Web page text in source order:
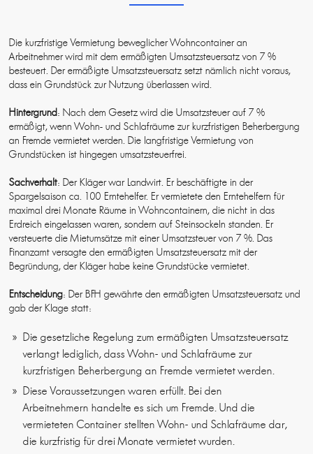
Die kurzfristige Vermietung beweglicher Wohncontainer an
Arbeitnehmer wird mit dem ermäßigten Umsatzsteuersatz von 7 %
besteuert. Der ermäßigte Umsatzsteuersatz setzt nämlich nicht voraus,
dass ein Grundstück zur Nutzung überlassen wird.
Hintergrund: Nach dem Gesetz wird die Umsatzsteuer auf 7 %
ermäßigt, wenn Wohn- und Schlafräume zur kurzfristigen Beherbergung
an Fremde vermietet werden. Die langfristige Vermietung von
Grundstücken ist hingegen umsatzsteuerfrei.
Sachverhalt: Der Kläger war Landwirt. Er beschäftigte in der
Spargelsaison ca. 100 Erntehelfer. Er vermietete den Erntehelfern für
maximal drei Monate Räume in Wohncontainern, die nicht in das
Erdreich eingelassen waren, sondern auf Steinsockeln standen. Er
versteuerte die Mietumsätze mit einer Umsatzsteuer von 7 %. Das
Finanzamt versagte den ermäßigten Umsatzsteuersatz mit der
Begründung, der Kläger habe keine Grundstücke vermietet.
Entscheidung: Der BFH gewährte den ermäßigten Umsatzsteuersatz und
gab der Klage statt:
Die gesetzliche Regelung zum ermäßigten Umsatzsteuersatz
verlangt lediglich, dass Wohn- und Schlafräume zur
kurzfristigen Beherbergung an Fremde vermietet werden.
Diese Voraussetzungen waren erfüllt. Bei den
Arbeitnehmern handelte es sich um Fremde. Und die
vermieteten Container stellten Wohn- und Schlafräume dar,
die kurzfristig für drei Monate vermietet wurden.